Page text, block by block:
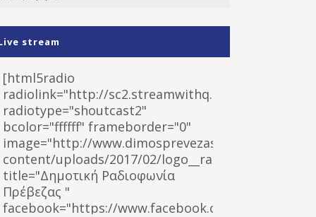
stream
[html5radio
radiolink="http://sc2.streamwithq.com:8028/
radiotype="shoutcast2"
bcolor="ffffff" frameborder="0"
image="http://www.dimosprevezas.gr/wp-
content/uploads/2017/02/logo__radiofonias.jpg"
title="Δημοτική Ραδιοφωνία
Πρέβεζας "
facebook="https://www.facebook.com/